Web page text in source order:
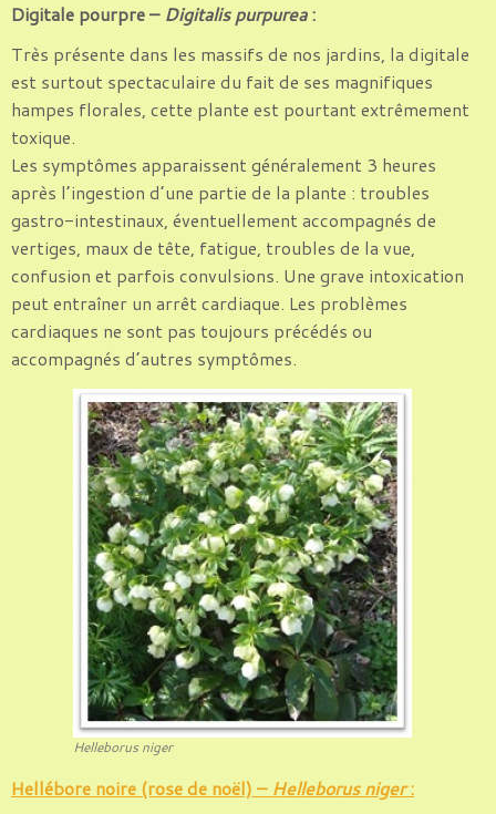
Digitale pourpre – Digitalis purpurea:
Très présente dans les massifs de nos jardins, la digitale
est surtout spectaculaire du fait de ses magnifiques
hampes florales, cette plante est pourtant extrêmement
toxique.
Les symptômes apparaissent généralement 3 heures
après l’ingestion d’une partie de la plante : troubles
gastro-intestinaux, éventuellement accompagnés de
vertiges, maux de tête, fatigue, troubles de la vue,
confusion et parfois convulsions. Une grave intoxication
peut entraîner un arrêt cardiaque. Les problèmes
cardiaques ne sont pas toujours précédés ou
accompagnés d’autres symptômes.
Helleborus niger
Hellébore noire (rose de noël) – Helleborus niger: